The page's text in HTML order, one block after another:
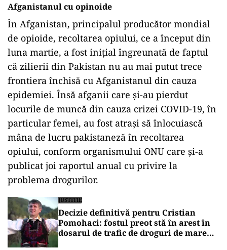
Afganistanul cu opinoide
În Afganistan, principalul producător mondial
de opioide, recoltarea opiului, ce a început din
luna martie, a fost iniţial îngreunată de faptul
că zilierii din Pakistan nu au mai putut trece
frontiera închisă cu Afganistanul din cauza
epidemiei. Însă afganii care şi-au pierdut
locurile de muncă din cauza crizei COVID-19, în
particular femei, au fost atraşi să înlocuiască
mâna de lucru pakistaneză în recoltarea
opiului, conform organismului ONU care şi-a
publicat joi raportul anual cu privire la
problema drogurilor.
JUSTITIE
Decizie definitivă pentru Cristian
Pomohaci: fostul preot stă în arest în
dosarul de trafic de droguri de mare